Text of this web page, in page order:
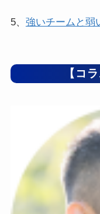
5、 強いチームと弱
【コ